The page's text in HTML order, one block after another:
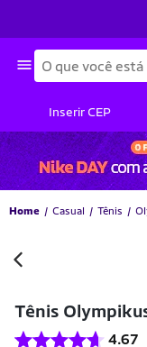
Busca
Inserir CEP
Home Casual Tênis
Tênis
4.67